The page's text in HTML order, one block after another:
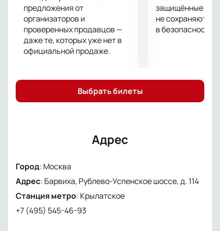
предложения от
организаторов и
проверенных продавцов —
даже те, которых уже нет в
официальной продаже.
защищённые
не сохраняются
в безопасности.
Выбрать билеты
Адрес
Город: Москва
Адрес: Барвиха, Рублево-Успенское шоссе, д. 114
Станция метро: Крылатское
+7 (495) 545-46-93